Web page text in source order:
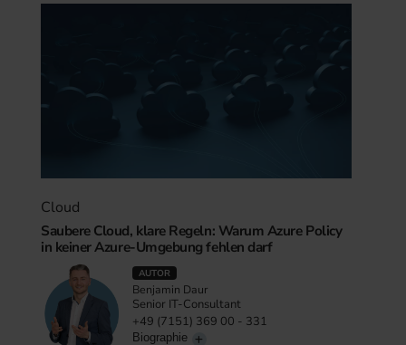
Cloud
Saubere Cloud, klare Regeln: Warum Azure Policy
in keiner Azure-Umgebung fehlen darf
AUTOR
Benjamin Daur
Senior IT-Consultant
+49 (7151) 369 00 - 331
Biographie